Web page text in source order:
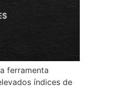
ferramenta
índices de